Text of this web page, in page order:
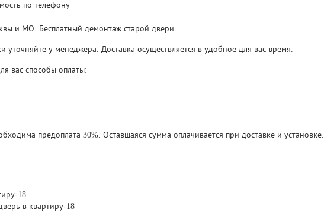
по телефону
и МО. Бесплатный демонтаж старой двери.
уточняйте у менеджера. Доставка осуществляется в удобное для вас время.
вас способы оплаты:
предоплата 30%. Оставшаяся сумма оплачивается при доставке и установке.
в квартиру-18